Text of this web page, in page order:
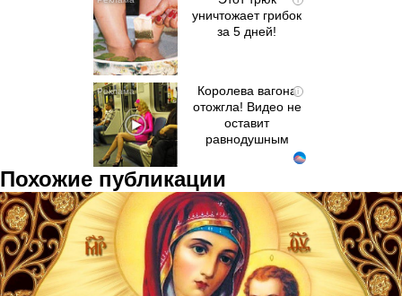
уничтожает грибок
за 5 дней!
i
Королева вагона
отожгла! Видео не
оставит
равнодушным
Похожие публикации